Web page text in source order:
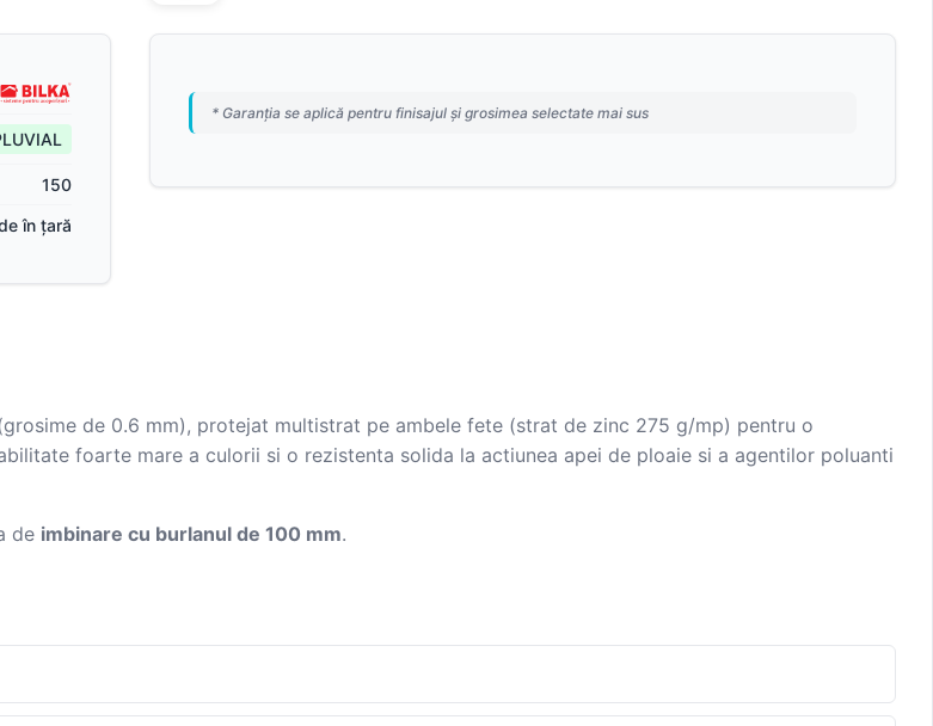
150
în țară
* Garanția se aplică pentru finisajul și grosimea selectate mai sus
de 0.6 mm), protejat multistrat pe ambele fete (strat de zinc 275 g/mp) pentru o
foarte mare a culorii si o rezistenta solida la actiunea apei de ploaie si a agentilor poluanti
de imbinare cu burlanul de 100 mm.